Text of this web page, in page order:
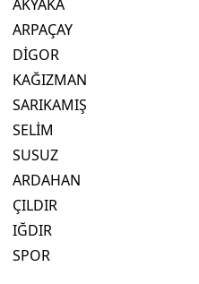
AKYAKA
ARPAÇAY
DİGOR
KAĞIZMAN
SARIKAMIŞ
SELİM
SUSUZ
ARDAHAN
ÇILDIR
IĞDIR
SPOR